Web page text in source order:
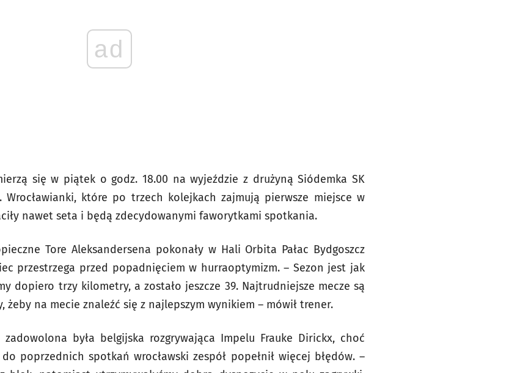
ad
się w piątek o godz. 18.00 na wyjeździe z drużyną Siódemka SK
Wrocławianki, które po trzech kolejkach zajmują pierwsze miejsce w
nawet seta i będą zdecydowanymi faworytkami spotkania.
Tore Aleksandersena pokonały w Hali Orbita Pałac Bydgoszcz
przestrzega przed popadnięciem w hurraoptymizm. – Sezon jest jak
dopiero trzy kilometry, a zostało jeszcze 39. Najtrudniejsze mecze są
żeby na mecie znaleźć się z najlepszym wynikiem – mówił trener.
zadowolona była belgijska rozgrywająca Impelu Frauke Dirickx, choć
poprzednich spotkań wrocławski zespół popełnił więcej błędów. –